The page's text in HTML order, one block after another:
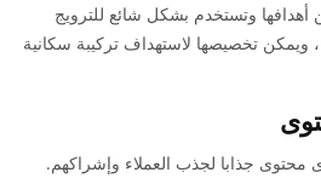
وتستخدم بشكل شائع للترويج
، ويمكن تخصيصها لاستهداف تركيبة سكانية
جذابا لجذب العملاء وإشراكهم.